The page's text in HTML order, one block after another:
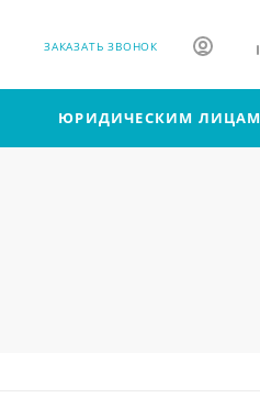
ЗАКАЗАТЬ ЗВОНОК
ЮРИДИЧЕСКИМ ЛИЦАМ